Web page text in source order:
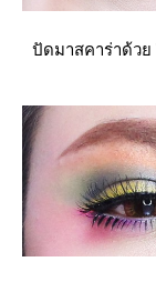
ปัดมาสคาร่าด้วย